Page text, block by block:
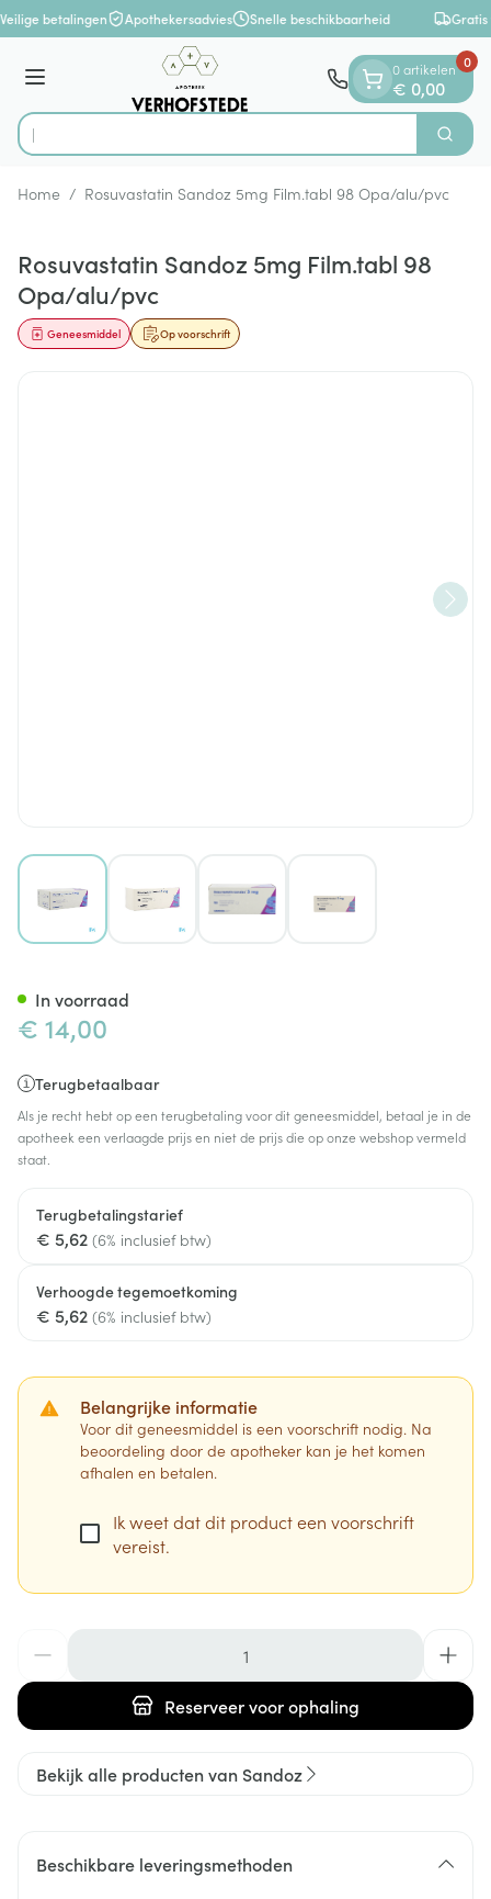
Ga naar de inhoud
1 van 1
betalingen Apothekersadvies Snelle beschikbaarheid Gratis
Menu
Product, merk, categorie...
O Zoek
0 artikelen
€ 0,00
0
Home / Rosuvastatin Sandoz 5mg Film.tabl 98 Opa/alu/pvc
Rosuvastatin Sandoz 5mg Film.tabl 98
Opa/alu/pvc
Op voorschrift
Geneesmiddel
View larger image
€ 14,00
Terugbetaalbaar
Als je recht hebt op een terugbetaling voor dit geneesmiddel, betaal je in de
apotheek een verlaagde prijs en niet de prijs die op onze webshop vermeld
staat.
Terugbetalingstarief
€ 5,62 (6% inclusief btw)
Verhoogde tegemoetkoming
€ 5,62 (6% inclusief btw)
Belangrijke informatie
Voor dit geneesmiddel is een voorschrift nodig. Na
beoordeling door de apotheker kan je het komen
afhalen en betalen.
Ik weet dat dit product een voorschrift
vereist.
Reserveervoor ophaling
In voorraad
Bekijk alle producten van Sandoz
Beschikbare leveringsmethoden